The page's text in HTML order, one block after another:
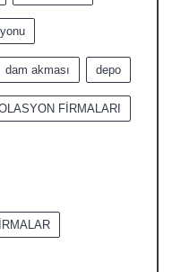
dam akması depo
FİRMALARI